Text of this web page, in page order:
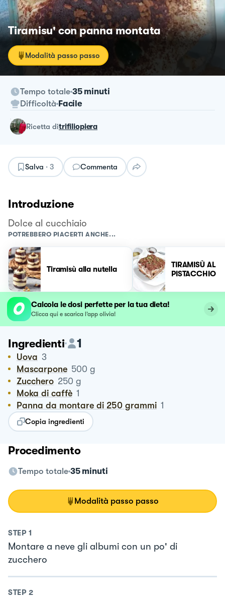
Tiramisu' con panna montata
Modalità passo passo
Tempo totale 35 minuti
Difficoltà Facile
ricetta ditrifiliopiera
Salva · 3 Commenta
Introduzione
Dolce al cucchiaio
POTREBBERO PIACERTI ANCHE...
Tiramisù alla nutella
TIRAMISÙ AL
PISTACCHIO
Calcola le dosi perfette per la tua dieta!
Clicca qui e scarica l’app olivia!
Ingredienti 1
Uova 3
Mascarpone 500 g
Zucchero 250 g
Moka di caffè 1
Panna da montare di 250 grammi 1
Copia ingredienti
Procedimento
Tempo totale 35 minuti
Modalità passo passo
STEP 1
Montare a neve gli albumi con un po' di
zucchero
STEP 2